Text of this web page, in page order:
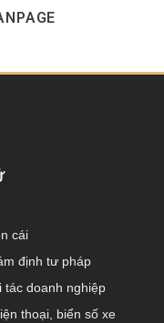
cái
định tư pháp
tác doanh nghiệp
thoại, biển số xe